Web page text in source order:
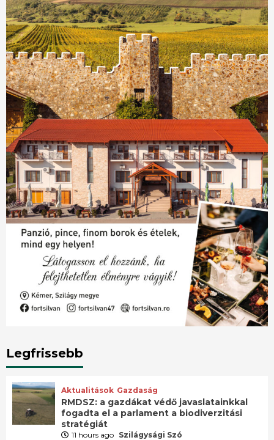
Legfrissebb
Aktualitások Gazdaság
RMDSZ: a gazdákat védő javaslatainkkal
fogadta el a parlament a biodiverzitási
stratégiát
11 hours ago Szilágysági Szó